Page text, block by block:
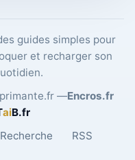
guides simples pour
et recharger son
—Encros.fr
aiB.fr
Recherche RSS